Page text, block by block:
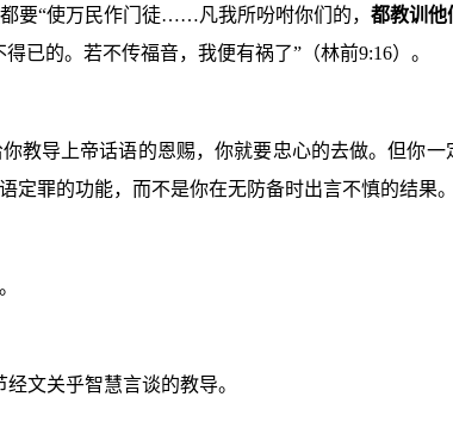
要“使万民作门徒……凡我所吩咐你们的，都教训他
已的。若不传福音，我便有祸了”（林前9:16）。
教导上帝话语的恩赐，你就要忠心的去做。但你
定罪的功能，而不是你在无防备时出言不慎的结果
文关乎智慧言谈的教导。